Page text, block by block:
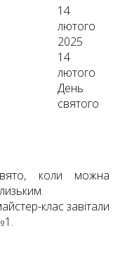
14
лютого
2025
14
лютого
День
святого
коли можна
клас завітали